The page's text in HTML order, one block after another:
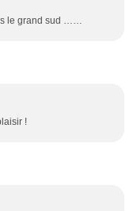
le grand sud ……
!